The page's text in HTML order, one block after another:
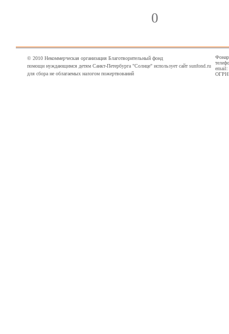
0
© 2010 Некоммерческая организация Благотворительный фонд
помощи нуждающимся детям Санкт-Петербурга "Солнце" использует сайт sunfond.ru
для сбора не облагаемых налогом пожертвований
email:
ОГРН